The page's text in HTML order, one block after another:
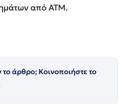
από ΑΤΜ.
άρθρο; Κοινοποιήστε το